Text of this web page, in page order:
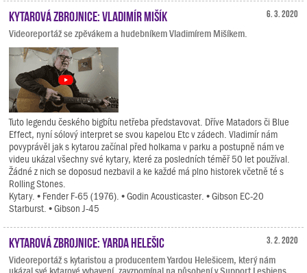
6. 3. 2020
Kytarová zbrojnice: Vladimír Mišík
Videoreportáž se zpěvákem a hudebníkem Vladimírem Mišíkem.
Tuto legendu českého bigbítu netřeba představovat. Dříve Matadors či Blue
Effect, nyní sólový interpret se svou kapelou Etc v zádech. Vladimír nám
povyprávěl jak s kytarou začínal před holkama v parku a postupně nám ve
videu ukázal všechny své kytary, které za posledních téměř 50 let používal.
Žádné z nich se doposud nezbavil a ke každé má plno historek včetně té s
Rolling Stones.
Kytary. • Fender F-65 (1976). • Godin Acousticaster. • Gibson EC-20
Starburst. • Gibson J-45
3. 2. 2020
Kytarová zbrojnice: Yarda Helešic
Videoreportáž s kytaristou a producentem Yardou Helešicem, který nám
ukázal své kytarové vybavení, zavzpomínal na působení v Support Lesbiens,